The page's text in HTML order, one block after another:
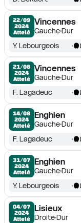
22/09
2024
Attelé
Vincennes
GaucheDur
Y. Lebourgeois
21/08
2024
Attelé
Vincennes
GaucheDur
F. Lagadeuc
14/08
2024
Attelé
Enghien
GaucheDur
F. Lagadeuc
31/07
2024
Attelé
Enghien
GaucheDur
Y. Lebourgeois
04/07
2024
Attelé
Lisieux
DroiteDur